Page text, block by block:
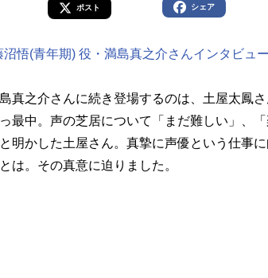
ポスト シェア
沼悟(青年期) 役・満島真之介さんインタビュー
真之介さんに続き登場するのは、土屋太鳳
最中。声の芝居について「まだ難しい」、
明かした土屋さん。真摯に声優という仕事
は。その真意に迫りました。